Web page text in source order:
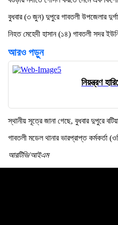
বুধবার (৩ জুন) দুপুরে গাবতলী উপজেলার
নিহত মেহেদী হাসান (১৪) গাবতলী সদর
আরও পড়ুন
নিয়ন্ত্রণ
স্থানীয় সূত্রে জানা গেছে, বুধবার দুপুরে
গাবতলী মডেল থানার ভারপ্রাপ্ত
আরটিভি/আইএম